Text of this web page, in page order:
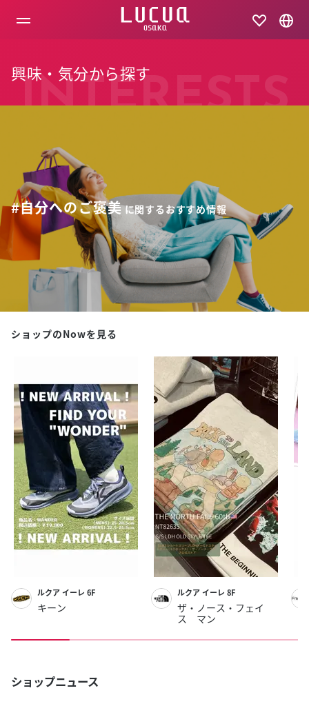
興味・気分から探す
INTERESTS
#自分へのご褒美に関するおすすめ情報
ショップのNowを見る
ルクア イーレ 6F
キーン
ルクア イーレ 8F
ザ・ノース・フェイ
ス マン
ショップニュース